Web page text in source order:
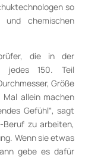
so
und chemischen
die in der
jedes 150. Teil
Größe
allein machen
Gefühl“, sagt
Beruf zu arbeiten,
Wenn sie etwas
gebe es dafür